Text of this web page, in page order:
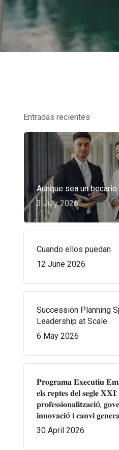
Entradas recientes
Aunque sea un becario
3 July 2026
Cuando ellos puedan
12 June 2026
Succession Planning
Leadership at Scale
6 May 2026
𝐏𝐫𝐨𝐠𝐫𝐚𝐦𝐚 𝐄𝐱𝐞𝐜𝐮𝐭𝐢𝐮
𝐞𝐥𝐬 𝐫𝐞𝐩𝐭𝐞𝐬 𝐝𝐞𝐥 𝐬𝐞𝐠𝐥𝐞 𝐗𝐗𝐈:
𝐩𝐫𝐨𝐟𝐞𝐬𝐬𝐢𝐨𝐧𝐚𝐥𝐢𝐭𝐳𝐚𝐜𝐢ó,
𝐢𝐧𝐧𝐨𝐯𝐚𝐜𝐢ó 𝐢 𝐜𝐚𝐧𝐯𝐢
30 April 2026